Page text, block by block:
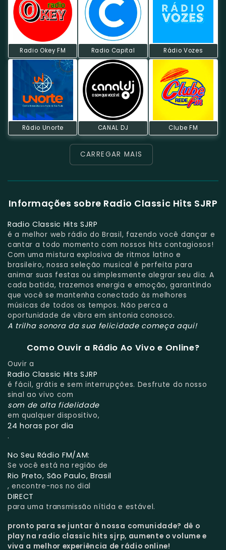
Radio Okey FM Radio Capital Rádio Vozes
Rádio Unorte CANAL DJ Clube FM
CARREGAR MAIS
Informações sobre Radio Classic Hits SJRP
Radio Classic Hits SJRP
é a melhor web rádio do Brasil, fazendo você dançar e
cantar a todo momento com nossos hits contagiosos!
Com uma mistura explosiva de ritmos latino e
brasileiro, nossa seleção musical é perfeita para
animar suas festas ou simplesmente alegrar seu dia. A
cada batida, trazemos energia e emoção, garantindo
que você se mantenha conectado às melhores
músicas de todos os tempos. Não perca a
oportunidade de vibra em sintonia conosco.
A trilha sonora da sua felicidade começa aqui!
Como Ouvir a Rádio Ao Vivo e Online?
Ouvir a
Radio Classic Hits SJRP
é fácil, grátis e sem interrupções. Desfrute do nosso
sinal ao vivo com
som de alta fidelidade
em qualquer dispositivo,
24 horas por dia
.
No Seu Rádio FM/AM:
Se você está na região de
Rio Preto, São Paulo, Brasil
, encontre-nos no dial
DIRECT
para uma transmissão nítida e estável.
pronto para se juntar à nossa comunidade? dê o
play na radio classic hits sjrp, aumente o volume e
viva a melhor experiência de rádio online!